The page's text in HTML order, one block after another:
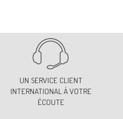
UN SERVICE CLIENT
INTERNATIONAL À VOTRE
ÉCOUTE